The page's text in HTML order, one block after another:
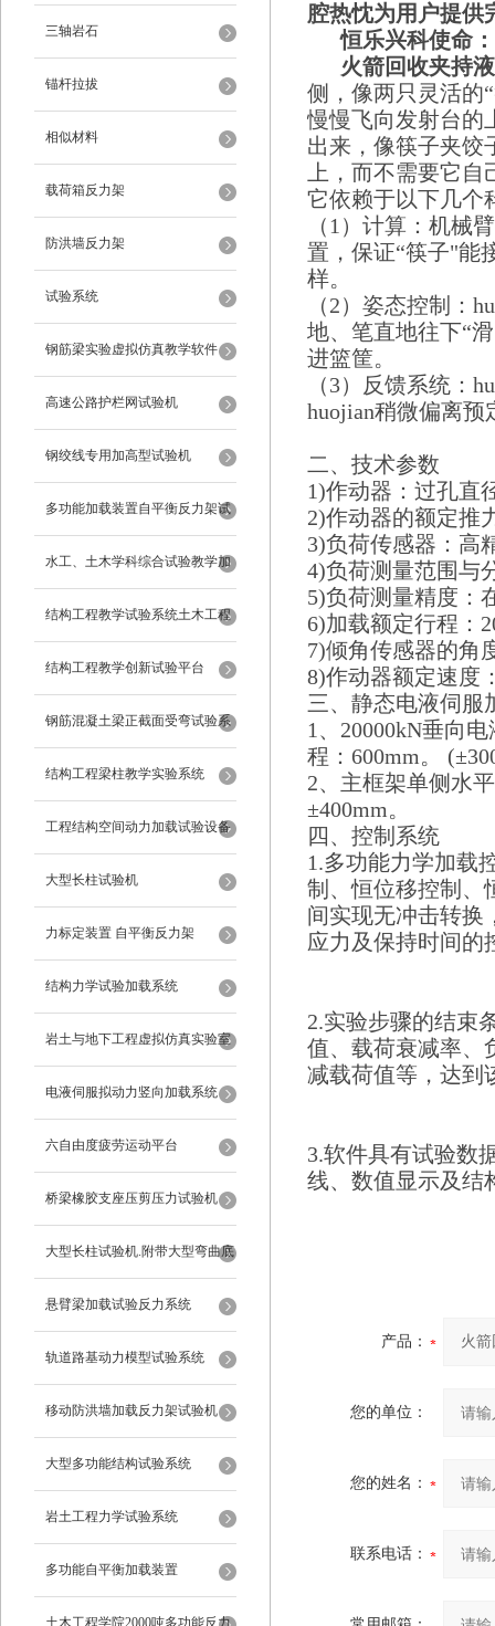
三轴岩石
锚杆拉拔
相似材料
载荷箱反力架
防洪墙反力架
试验系统
钢筋梁实验虚拟仿真教学软件
高速公路护栏网试验机
钢绞线专用加高型试验机
多功能加载装置自平衡反力架试
验系统
水工、土木学科综合试验教学加
载系统
结构工程教学试验系统土木工程
试验设备
结构工程教学创新试验平台
钢筋混凝土梁正截面受弯试验系
统
结构工程梁柱教学实验系统
工程结构空间动力加载试验设备
反力框架
大型长柱试验机
力标定装置 自平衡反力架
结构力学试验加载系统
岩土与地下工程虚拟仿真实验室
电液伺服拟动力竖向加载系统
六自由度疲劳运动平台
桥梁橡胶支座压剪压力试验机
大型长柱试验机.附带大型弯曲底
座
悬臂梁加载试验反力系统
轨道路基动力模型试验系统
移动防洪墙加载反力架试验机
大型多功能结构试验系统
岩土工程力学试验系统
多功能自平衡加载装置
土木工程学院2000吨多功能反力
腔热忱为用户提供
恒乐兴科使命：
火箭回收夹持
侧，像两只灵活的
慢慢飞向发射台的
出来，像筷子夹饺
上，而不需要它
它依赖于以下几个
（1）计算：机械
置，保证“筷子"能
样。
（2）姿态控制：
地、笔直地往下“
进篮筐。
（3）反馈系统：
huojian稍微偏离
二、技术参数
1)作动器：过孔直
2)作动器的额定推
3)负荷传感器：高
4)负荷测量范围与
5)负荷测量精度：
6)加载额定行程：
7)倾角传感器的角
8)作动器额定速度
三、静态电液伺服
1、20000kN垂向
程：600mm。
2、主框架单侧水
±400mm。
四、控制系统
1.多功能力学加载
制、恒位移控制、
间实现无冲击转换
应力及保持时间的
2.实验步骤的结束
值、载荷衰减率、
减载荷值等，达到
3.软件具有试验数
线、数值显示及结
产品：
您的单位：
您的姓名：
联系电话：